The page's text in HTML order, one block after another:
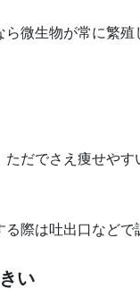
ら微生物が常に繁
だでさえ痩せや
際は吐出口などで
い